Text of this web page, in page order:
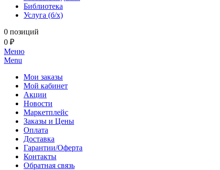
Библиотека
Услуга (б/х)
0 позиций
0 ₽
Меню
Menu
Мои заказы
Мой кабинет
Акции
Новости
Маркетплейс
Заказы и Цены
Оплата
Доставка
Гарантии/Оферта
Контакты
Обратная связь